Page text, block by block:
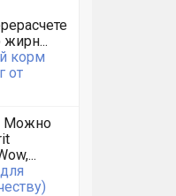
жирн...
корм
от
Можно